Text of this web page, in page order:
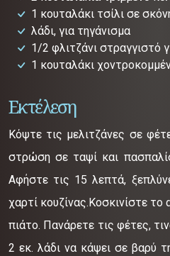
1 κουταλάκι τσίλι σε
λάδι, για τηγάνισμα
1/2 φλιτζάνι στραγγιστό
1 κουταλάκι
Εκτέλεση
Κόψτε τις μελιτζάνες σε
στρώση σε ταψί και
Αφήστε τις 15 λεπτά,
χαρτί κουζίνας.Κοσκινίστε
πιάτο. Πανάρετε τις φέτες,
2 εκ. λάδι να κάψει σε βαρύ